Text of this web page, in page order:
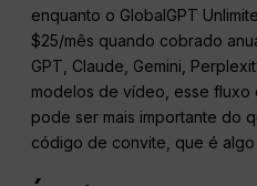
enquanto o GlobalGPT
$25/mês quando cobrado
GPT, Claude, Gemini,
modelos de vídeo, esse fluxo
pode ser mais importante do
código de convite, que é algo